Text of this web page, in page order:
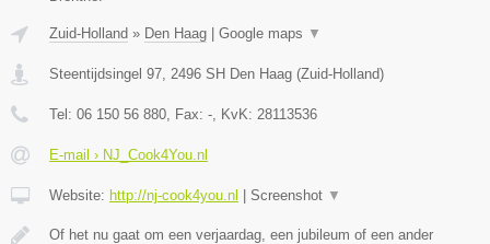
Zuid-Holland » Den Haag Google maps ▼
Steentijdsingel 97 2496 SH Den Haag (Zuid-Holland)
Tel: 06 150 56 880 , Fax: - , KvK: 28113536
E-mail › NJ_Cook4You.nl
Website: http://nj-cook4you.nl Screenshot ▼
Of het nu gaat om een verjaardag, een jubileum of een ander